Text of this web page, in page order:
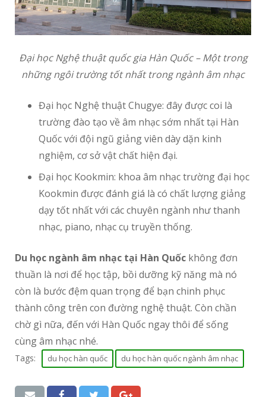
Đại học Nghệ thuật quốc gia Hàn Quốc – Một trong
những ngôi trường tốt nhất trong ngành âm nhạc
Đại học Nghệ thuật Chugye: đây được coi là
trường đào tạo về âm nhạc sớm nhất tại Hàn
Quốc với đội ngũ giảng viên dày dặn kinh
nghiệm, cơ sở vật chất hiện đại.
Đại học Kookmin: khoa âm nhạc trường đại học
Kookmin được đánh giá là có chất lượng giảng
dạy tốt nhất với các chuyên ngành như thanh
nhạc, piano, nhạc cụ truyền thống.
Du học ngành âm nhạc tại Hàn Quốc không đơn
thuần là nơi để học tập, bồi dưỡng kỹ năng mà nó
còn là bước đệm quan trọng để bạn chinh phục
thành công trên con đường nghệ thuật. Còn chần
chờ gì nữa, đến với Hàn Quốc ngay thôi để sống
cùng âm nhạc nhé.
Tags: du học hàn quốc du học hàn quốc ngành âm nhạc